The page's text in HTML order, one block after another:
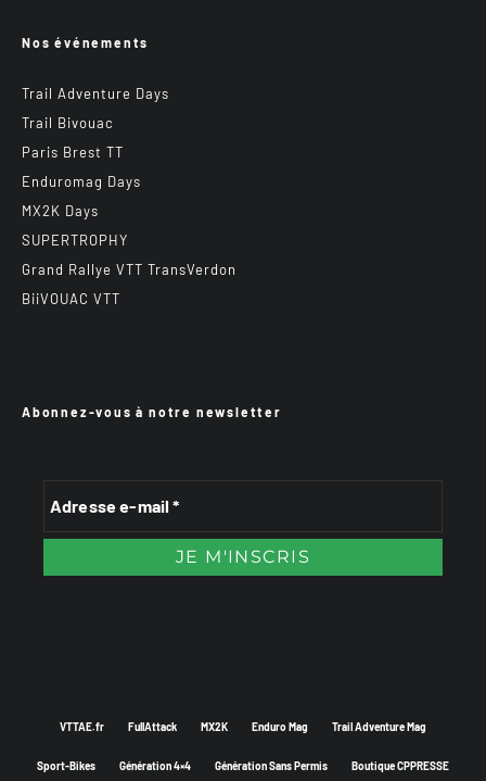
Nos événements
Trail Adventure Days
Trail Bivouac
Paris Brest TT
Enduromag Days
MX2K Days
SUPERTROPHY
Grand Rallye VTT TransVerdon
BiiVOUAC VTT
Abonnez-vous à notre newsletter
VTTAE.fr FullAttack MX2K Enduro Mag Trail Adventure Mag
Sport-Bikes Génération 4×4 Génération Sans Permis Boutique CPPRESSE